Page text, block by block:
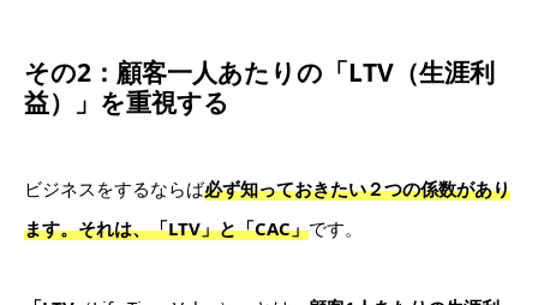
その2： 顧客一人あたりの「LTV（生涯利
益）」を重視する
ビジネスをするならば必ず知っておきたい２つの係数があり
ます。それは、「LTV」と「CAC」です。